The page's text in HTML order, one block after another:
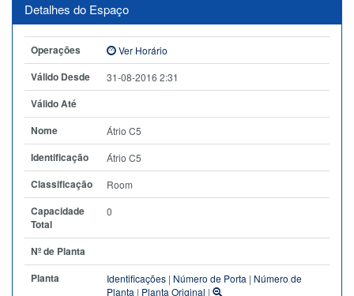
Detalhes do Espaço
Operações Ver Horário
Válido Desde 31-08-2016 2:31
Válido Até
Nome
Átrio C5
Identificação Átrio C5
Classificação Room
Capacidade
Total
0
Nº de Planta
Planta
Identificações | Número de Porta | Número de
Planta | Planta Original |